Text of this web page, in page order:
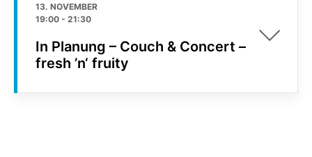
13. NOVEMBER
19:00 - 21:30
In Planung – Couch & Concert –
fresh ’n‘ fruity